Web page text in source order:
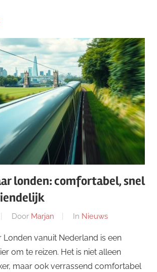
londen: comfortabel, snel
Door Marjan In Nieuws
Londen vanuit Nederland is een
om te reizen. Het is niet alleen
maar ook verrassend comfortabel